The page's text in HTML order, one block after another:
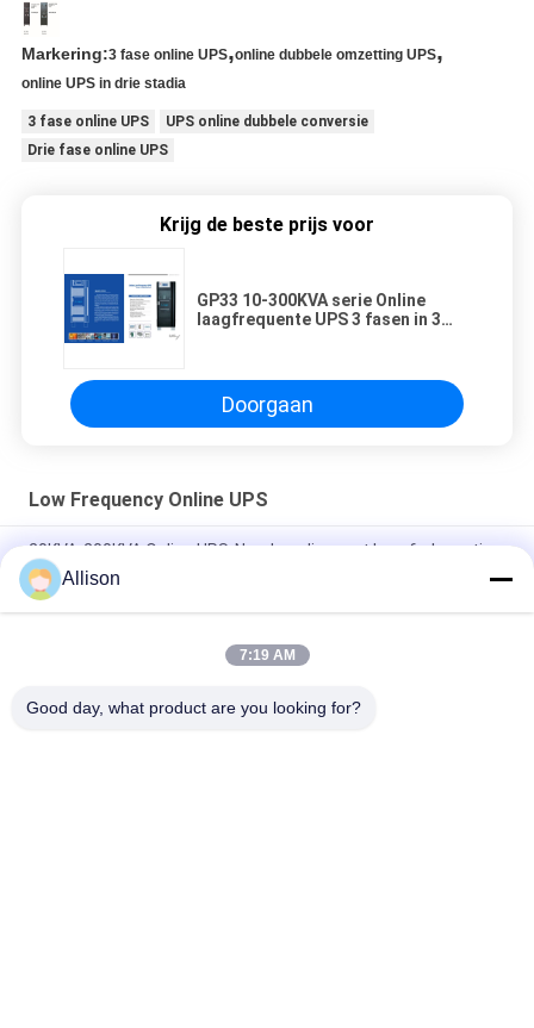
Markering:3 fase online UPS,online dubbele omzetting UPS,
online UPS in drie stadia
3 fase online UPS
UPS online dubbele conversie
Drie fase online UPS
Krijg de beste prijs voor
GP33 10-300KVA serie Online
laagfrequente UPS 3 fasen in 3
Doorgaan
Low Frequency Online UPS
20KVA-200KVA Online UPS-Noodvoeding met lage frekwentie
Drie Fasen Online UPS Met lage frekwentie met Hoge
Efficiënte DSP-Spaander
Online UPS In drie stadia met lage frekwentie, Online Dubbele
Allison
7:19 AM
Good day, what product are you looking for?